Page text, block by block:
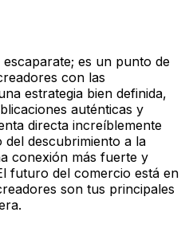
es un punto de
con las
estrategia bien definida,
auténticas y
directa increíblemente
descubrimiento a la
conexión más fuerte y
futuro del comercio está en
son tus principales